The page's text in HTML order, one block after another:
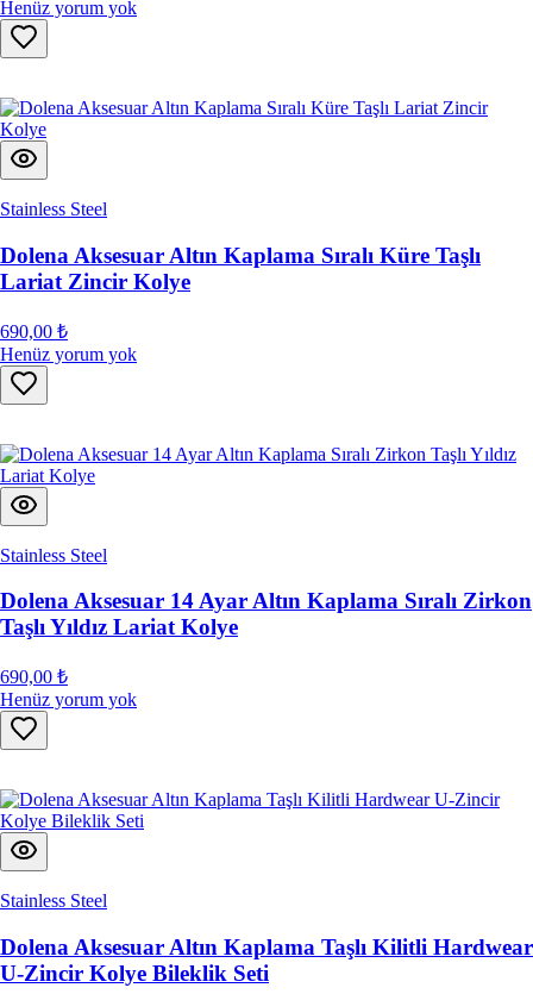
Henüz yorum yok
Stainless Steel
Dolena Aksesuar Altın Kaplama Sıralı Küre Taşlı
Lariat Zincir Kolye
690,00 ₺
Henüz yorum yok
Stainless Steel
Dolena Aksesuar 14 Ayar Altın Kaplama Sıralı Zirkon
Taşlı Yıldız Lariat Kolye
690,00 ₺
Henüz yorum yok
Stainless Steel
Dolena Aksesuar Altın Kaplama Taşlı Kilitli Hardwear
U-Zincir Kolye Bileklik Seti